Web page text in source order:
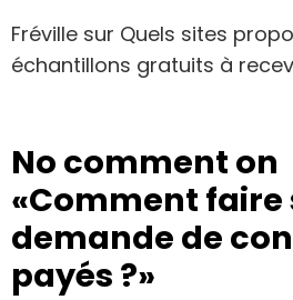
Fréville sur Quels sites
échantillons gratuits à
No comment on
«Comment faire
demande de
payés ?»